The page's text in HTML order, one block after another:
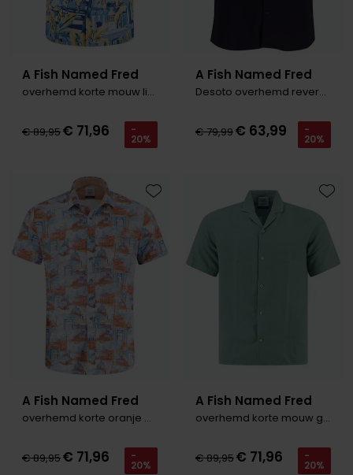
A Fish Named Fred
overhemd korte mouw lichtblauw
€ 89,95€ 71,96 -
20%
A Fish Named Fred
Desoto overhemd reverse kraag navy
€ 79,99€ 63,99 -
20%
A Fish Named Fred
overhemd korte oranje blauw
€ 89,95€ 71,96 -
20%
Toevoegen aan favorieten
A Fish Named Fred
overhemd korte mouw groen
€ 89,95€ 71,96 -
20%